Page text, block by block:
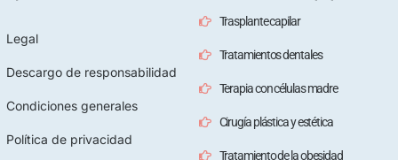
Legal
Descargo de responsabilidad
Condiciones generales
Política de privacidad
Trasplante capilar
Tratamientos dentales
Terapia con células madre
Cirugía plástica y estética
Tratamiento de la obesidad